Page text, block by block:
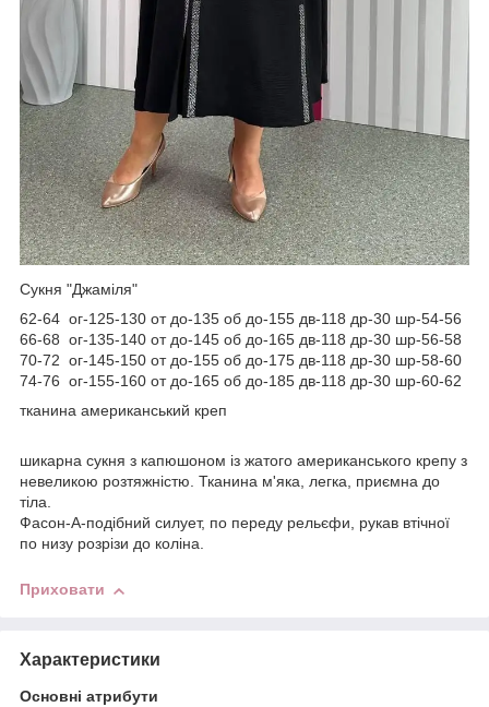
Сукня "Джаміля"
62-64 ог-125-130 от до-135 об до-155 дв-118 др-30 шр-54-56
66-68 ог-135-140 от до-145 об до-165 дв-118 др-30 шр-56-58
70-72 ог-145-150 от до-155 об до-175 дв-118 др-30 шр-58-60
74-76 ог-155-160 от до-165 об до-185 дв-118 др-30 шр-60-62
тканина американський креп
шикарна сукня з капюшоном із жатого американського крепу з
невеликою розтяжністю. Тканина м'яка, легка, приємна до
тіла.
Фасон-А-подібний силует, по переду рельєфи, рукав втічної
по низу розрізи до коліна.
Приховати
Характеристики
Основні атрибути